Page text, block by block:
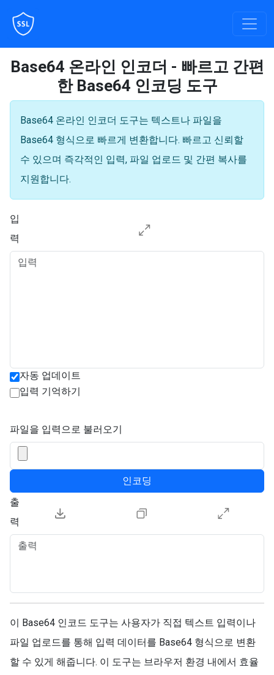
Base64 온라인 인코더 - 빠르고 간편
한 Base64 인코딩 도구
Base64 온라인 인코더 도구는 텍스트나 파일을
Base64 형식으로 빠르게 변환합니다. 빠르고 신뢰할
수 있으며 즉각적인 입력, 파일 업로드 및 간편 복사를
지원합니다.
입
력
자동 업데이트
입력 기억하기
파일을 입력으로 불러오기
인코딩
출
력
이 Base64 인코드 도구는 사용자가 직접 텍스트 입력이나
파일 업로드를 통해 입력 데이터를 Base64 형식으로 변환
할 수 있게 해줍니다. 이 도구는 브라우저 환경 내에서 효율